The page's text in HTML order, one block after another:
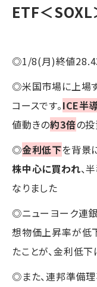
ETF＜SOXL
◎1/8(月)終値
◎米国市場に上場
コースです。ICE半
値動きの約3倍の
◎金利低下を背景
株中心に買われ、
なりました
◎ニューヨーク連
想物価上昇率が低
たことが、金利低
◎また、連邦準備理